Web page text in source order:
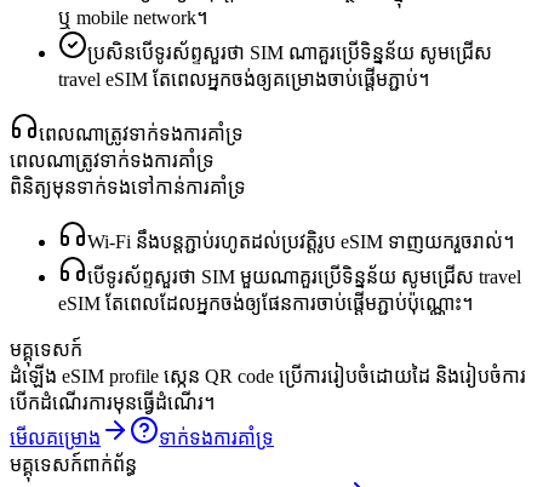
ឬ mobile network។
ប្រសិនបើទូរស័ព្ទសួរថា SIM ណាគួរប្រើទិន្នន័យ សូមជ្រើស
travel eSIM តែពេលអ្នកចង់ឲ្យគម្រោងចាប់ផ្តើមភ្ជាប់។
ពេលណាត្រូវទាក់ទងការគាំទ្រ
ពេលណាត្រូវទាក់ទងការគាំទ្រ
ពិនិត្យមុនទាក់ទងទៅកាន់ការគាំទ្រ
Wi‑Fi នឹងបន្តភ្ជាប់រហូតដល់ប្រវត្តិរូប eSIM ទាញយករួចរាល់។
បើទូរស័ព្ទសួរថា SIM មួយណាគួរប្រើទិន្នន័យ សូមជ្រើស travel
eSIM តែពេលដែលអ្នកចង់ឲ្យផែនការចាប់ផ្តើមភ្ជាប់ប៉ុណ្ណោះ។
មគ្គុទេសក៍
ដំឡើង eSIM profile ស្កេន QR code ប្រើការរៀបចំដោយដៃ និងរៀបចំការ
បើកដំណើរការមុនធ្វើដំណើរ។
មើលគម្រោង
ទាក់ទងការគាំទ្រ
មគ្គុទេសក៍ពាក់ព័ន្ធ